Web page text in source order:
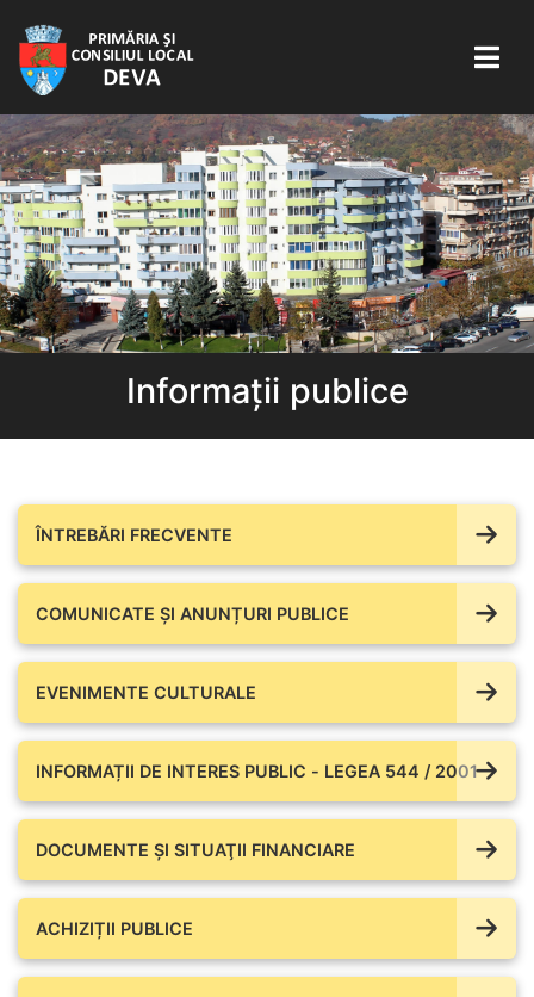
Informații publice
ÎNTREBĂRI FRECVENTE
COMUNICATE ŞI ANUNȚURI PUBLICE
EVENIMENTE CULTURALE
INFORMAȚII DE INTERES PUBLIC - LEGEA 544 / 2001
DOCUMENTE ŞI SITUAŢII FINANCIARE
ACHIZIȚII PUBLICE